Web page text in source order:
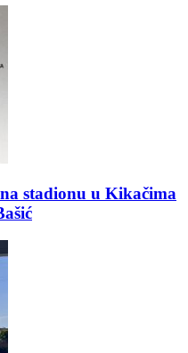
stadionu u Kikačima